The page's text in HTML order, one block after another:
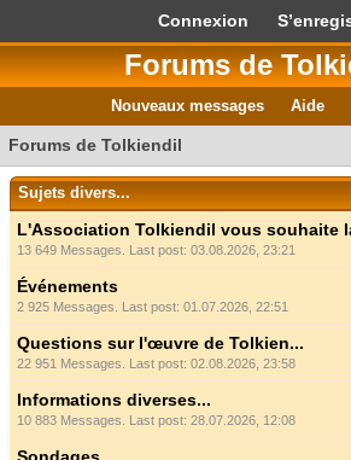
Connexion
Forums de
Nouveaux messages Aide
Forums de Tolkiendil
Sujets divers...
L'Association Tolkiendil vous souhaite
13 649 Messages. Last post: 03.08.2026, 23:21
Événements
2 925 Messages. Last post: 01.07.2026, 22:51
Questions sur l'œuvre de Tolkien...
22 951 Messages. Last post: 02.08.2026, 23:58
Informations diverses...
10 883 Messages. Last post: 28.07.2026, 12:08